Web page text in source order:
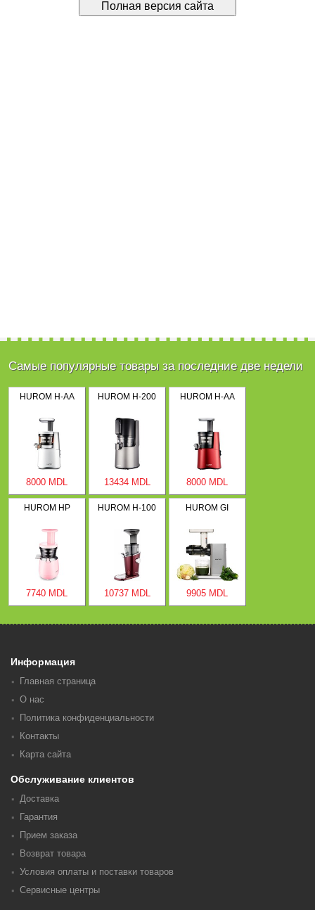
Самые популярные товары за последние две недели
HUROM H-AA
8000 MDL
HUROM H-200
13434 MDL
HUROM H-AA
8000 MDL
HUROM HP
7740 MDL
HUROM H-100
10737 MDL
HUROM GI
9905 MDL
Информация
Главная страница
О нас
Политика конфиденциальности
Контакты
Карта сайта
Обслуживание клиентов
Доставка
Гарантия
Прием заказа
Возврат товара
Условия оплаты и поставки товаров
Сервисные центры